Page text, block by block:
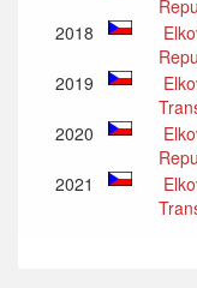
2018
2019
2020
2021